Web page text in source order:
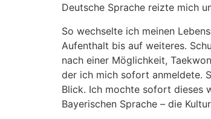
Deutsche Sprache reizte mich
So wechselte ich meinen
Aufenthalt bis auf weiteres.
nach einer Möglichkeit,
der ich mich sofort anmeldete.
Blick. Ich mochte sofort dieses
Bayerischen Sprache – die